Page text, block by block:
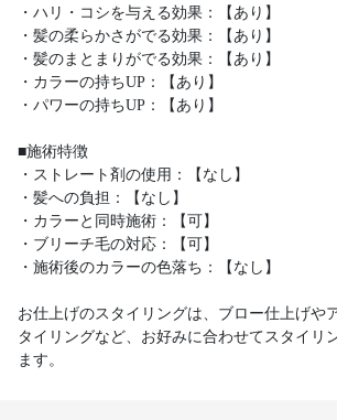
・ハリ・コシを与える効果：【あり】
・髪の柔らかさがでる効果：【あり】
・髪のまとまりがでる効果：【あり】
・カラーの持ちUP：【あり】
・パワーの持ちUP：【あり】
■施術特徴
・ストレート剤の使用：【なし】
・髪への負担：【なし】
・カラーと同時施術：【可】
・ブリーチ毛の対応：【可】
・施術後のカラーの色落ち：【なし】
お仕上げのスタイリングは、ブロー仕上げや
タイリングなど、お好みに合わせてスタイリ
ます。